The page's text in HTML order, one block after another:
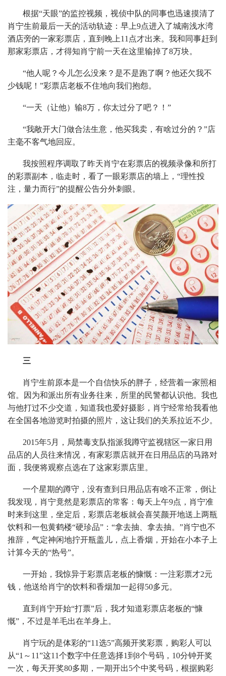
根据“天眼”的监控视频，视侦中队的同事也迅速摸清了
肖宁生前最后一天的活动轨迹：早上9点进入了城南浅水湾
酒店旁的一家彩票店，直到晚上11点才出来。我和同事赶到
那家彩票店，才得知肖宁前一天在这里输掉了8万块。
“他人呢？今儿怎么没来？是不是跑了啊？他还欠我不
少钱呢！”彩票店老板不住地向我们抱怨。
“一天（让他）输8万，你太过分了吧？！”
“我敞开大门做合法生意，他买我卖，有啥过分的？”店
主毫不客气地回应。
我按照程序调取了昨天肖宁在彩票店的视频录像和所打
的彩票副本，临走时，看了一眼彩票店的墙上，“理性投
注，量力而行”的提醒公告分外刺眼。
三
肖宁生前原本是一个自信快乐的胖子，经营着一家照相
馆。因为和派出所有业务往来，所里的民警都认识他。我也
与他打过不少交道，知道我也爱好摄影，肖宁经常给我看他
在全国各地游览时拍摄的照片，这让我们的关系拉近不少。
2015年5月，局禁毒支队指派我蹲守监视辖区一家日用
品店的人员往来情况，有家彩票店就开在日用品店的马路对
面，我便将观察点选在了这家彩票店里。
一个星期的蹲守，没有查到日用品店有啥不正常，倒让
我发现，肖宁竟然是彩票店的常客：每天上午9点，肖宁准
时来到这里，坐定后，彩票店老板就会喜笑颜开地送上两瓶
饮料和一包黄鹤楼“硬珍品”：“拿去抽、拿去抽。”肖宁也不
推辞，气定神闲地拧开瓶盖儿，点上香烟，开始在小本子上
计算今天的“热号”。
一开始，我惊异于彩票店老板的慷慨：一注彩票才2元
钱，他送给肖宁的饮料和香烟加一起得50多元。
直到肖宁开始“打票”后，我才知道彩票店老板的“慷
慨”，不过是羊毛出在羊身上。
肖宁玩的是体彩的“11选5”高频开奖彩票，购彩人可以
从“1～11”这11个数字中任意选择1到8个号码，10分钟开奖
一次，每天开奖80多期，一期开出5个中奖号码，根据购彩